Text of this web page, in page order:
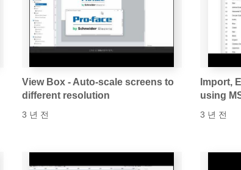
View Box - Auto-scale screens to
different resolution
3 년 전
Import,
using
3 년 전